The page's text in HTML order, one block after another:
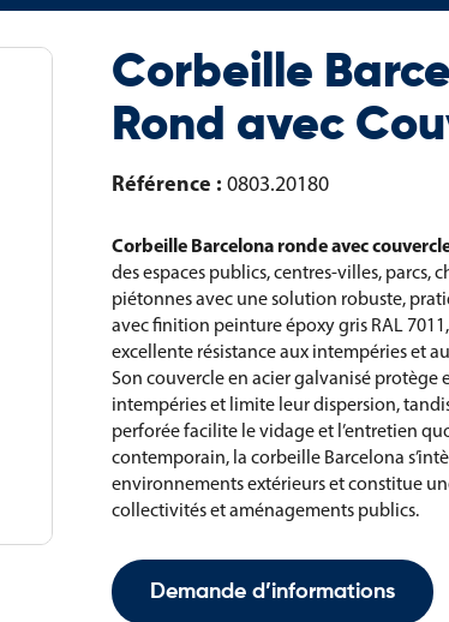
Corbeille
Rond avec
Référence : 0803.20180
Corbeille Barcelona ronde avec
des espaces publics, centres-villes, parcs,
piétonnes avec une solution robuste,
avec finition peinture époxy gris RAL
excellente résistance aux intempéries et
Son couvercle en acier galvanisé protège
intempéries et limite leur dispersion,
perforée facilite le vidage et l’entretien
contemporain, la corbeille Barcelona
environnements extérieurs et constitue
collectivités et aménagements publics.
Demande d’informations